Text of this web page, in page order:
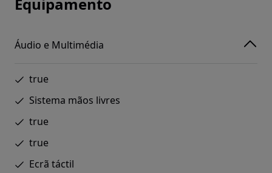
Equipamento
Áudio e Multimédia
true
Sistema mãos livres
true
true
Ecrã táctil